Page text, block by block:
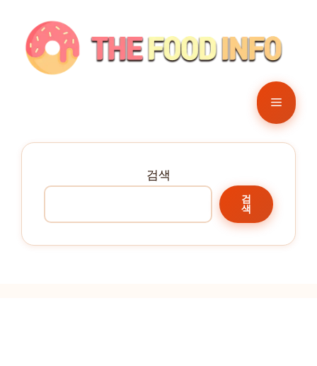
메
뉴
검색
검
색